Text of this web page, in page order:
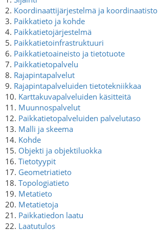
2. Koordinaattijärjestelmä ja koordinaatisto
3. Paikkatieto ja kohde
4. Paikkatietojärjestelmä
5. Paikkatietoinfrastruktuuri
6. Paikkatietoaineisto ja tietotuote
7. Paikkatietopalvelu
8. Rajapintapalvelut
9. Rajapintapalveluiden tietotekniikkaa
10. Karttakuvapalveluiden käsitteitä
11. Muunnospalvelut
12. Paikkatietopalveluiden palvelutaso
13. Malli ja skeema
14. Kohde
15. Objekti ja objektiluokka
16. Tietotyypit
17. Geometriatieto
18. Topologiatieto
19. Metatieto
20. Metatietoja
21. Paikkatiedon laatu
22. Laatutulos